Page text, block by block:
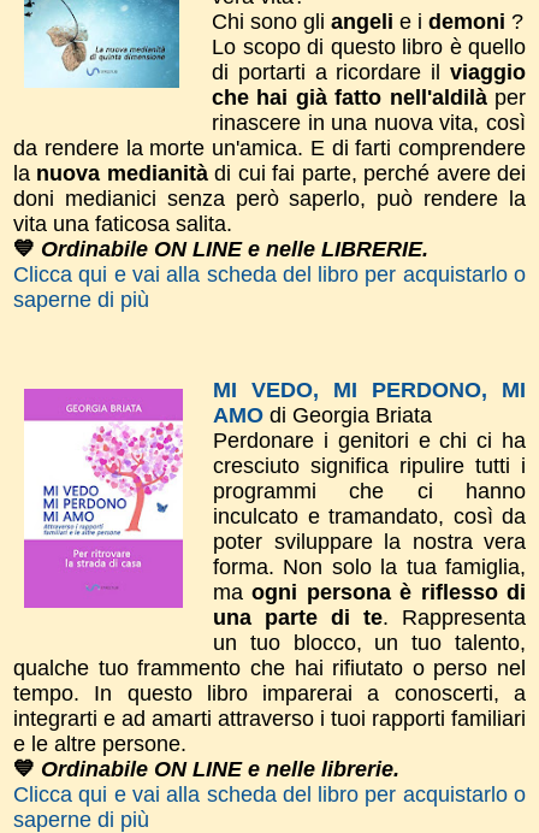
Chi sono gli angeli e i demoni ?
Lo scopo di questo libro è quello
di portarti a ricordare il viaggio
che hai già fatto nell'aldilà per
rinascere in una nuova vita, così
da rendere la morte un'amica. E di farti comprendere
la nuova medianitàdi cui fai parte, perché avere dei
doni medianici senza però saperlo, può rendere la
vita una faticosa salita.
💙 Ordinabile ON LINE e nelle LIBRERIE.
Clicca qui e vai alla scheda del libro per acquistarlo o
saperne di più
MI VEDO, MI PERDONO, MI
AMO di Georgia Briata
Perdonare i genitori e chi ci ha
cresciuto significa ripulire tutti i
programmi che ci hanno
inculcato e tramandato, così da
poter sviluppare la nostra vera
forma. Non solo la tuafamiglia,
maogni persona è riflesso di
una parte di te. Rappresenta
un tuo blocco, un tuo talento,
qualche tuo frammento che hai rifiutato o perso nel
tempo.
In questo libro imparerai a conoscerti, a
integrarti e ad amarti attraverso i tuoi rapporti familiari
e le altre persone.
💙 Ordinabile ON LINE e nelle librerie.
Clicca qui e vai alla scheda del libro per acquistarlo o
saperne di più